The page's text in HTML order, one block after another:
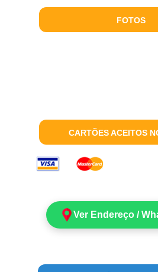
FOTOS
CARTÕES ACEITOS
Ver Endereço /